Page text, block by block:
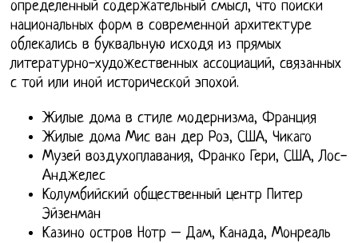
определенный содержательный смысл, что поиски
национальных форм в современной архитектуре
облекались в буквальную исходя из прямых
литературно-художественных ассоциаций, связанных
с той или иной исторической эпохой.
Жилые дома в стиле модернизма, Франция
Жилые дома Мис ван дер Роэ, США, Чикаго
Музей воздухоплавания, Франко Гери, США, Лос-
Анджелес
Колумбийский общественный центр Питер
Эйзенман
Казино остров Нотр – Дам, Канада, Монреаль